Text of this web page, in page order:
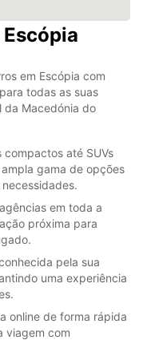
em Escópia com
todas as suas
da Macedónia do
até SUVs
gama de opções
em toda a
próxima para
pela sua
uma experiência
online de forma rápida
viagem com